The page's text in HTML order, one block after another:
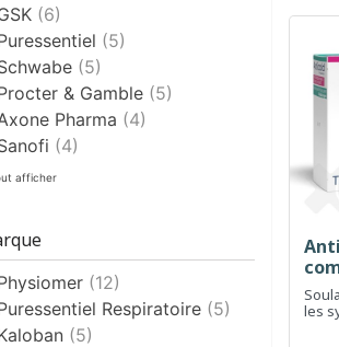
(6)
(5)
(5)
& Gamble (5)
Pharma (4)
(4)
afficher
(12)
Respiratoire (5)
(5)
les